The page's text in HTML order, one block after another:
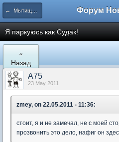
← Мытищи, Сукромка 21
Я паркуюсь как Судак!
«
Назад
A75
23 May 2011
zmey, on 22.05.2011 - 11:36:
стоит, я и не замечал, не с моей
прозвонить это дело, нафиг он